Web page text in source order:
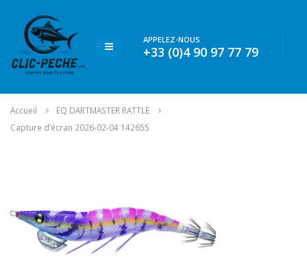
APPELEZ-NOUS
+33 (0)4 90 97 77 79
Accueil
EQ DARTMASTER RATTLE
Capture d’écran 2026-02-04 142655